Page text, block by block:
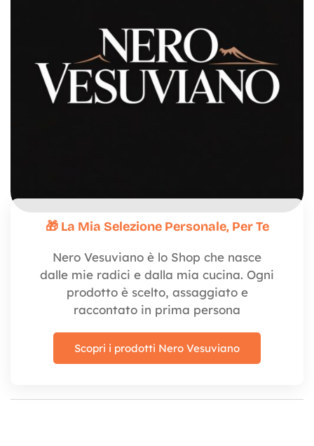
🎁 La Mia Selezione Personale, Per Te
Nero Vesuviano è lo Shop che nasce
dalle mie radici e dalla mia cucina. Ogni
prodotto è scelto, assaggiato e
raccontato in prima persona
Scopri i prodotti Nero Vesuviano